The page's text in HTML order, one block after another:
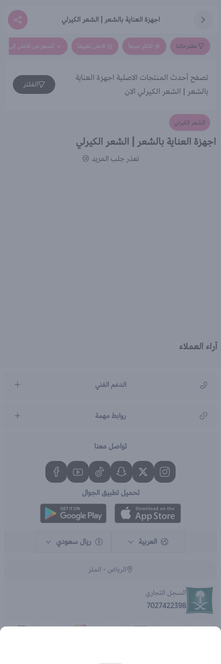
اجهزة العناية بالشعر | الشعر الكيرلي
مقترحاتنا الاكثر مبيعاً الاعلى تقييماً السعر من الاعلى إلى
تصفح أحدث المنتجات الاصلية اجهزة العناية
بالشعر | الشعر الكيرلي الان
الفلتر
الشعر الكيرلي
اجهزة العناية بالشعر | الشعر الكيرلي
تعذر جلب المزيد 😢
آراء العملاء
الدعم الفني
روابط مهمة
تواصل معنا
تحميل تطبيق الجوال
العربية ريال سعودي
الرياض - الملز
السجل التجاري
7027422398